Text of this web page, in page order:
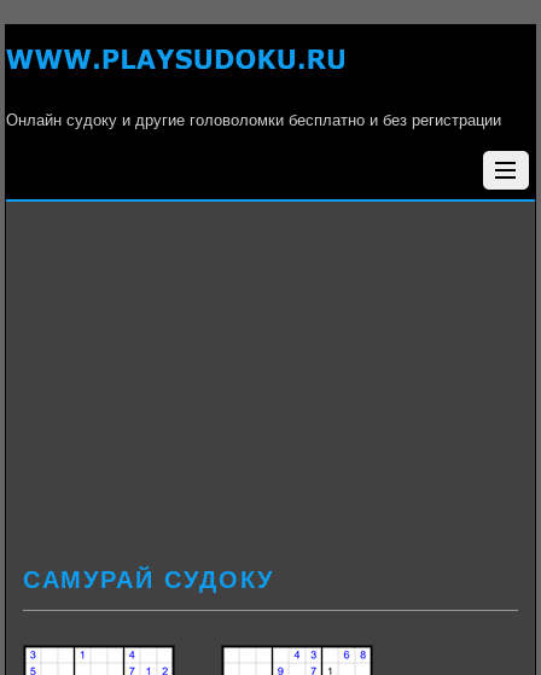
Онлайн судоку и другие головоломки бесплатно и без регистрации
САМУРАЙ СУДОКУ